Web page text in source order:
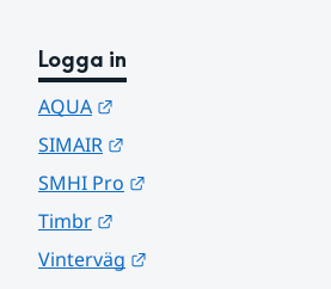
Logga in
AQUA
SIMAIR
SMHI Pro
Timbr
Vinterväg